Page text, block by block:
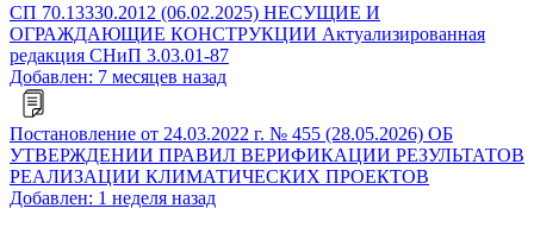
СП 70.13330.2012 (06.02.2025) НЕСУЩИЕ И
ОГРАЖДАЮЩИЕ КОНСТРУКЦИИ Актуализированная
редакция СНиП 3.03.01-87
Добавлен: 7 месяцев назад
Постановление от 24.03.2022 г. № 455 (28.05.2026) ОБ
УТВЕРЖДЕНИИ ПРАВИЛ ВЕРИФИКАЦИИ РЕЗУЛЬТАТОВ
РЕАЛИЗАЦИИ КЛИМАТИЧЕСКИХ ПРОЕКТОВ
Добавлен: 1 неделя назад